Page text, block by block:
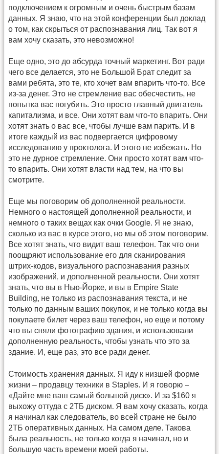
подключением к огромным и очень быстрым базам
данных. Я знаю, что на этой конференции был доклад
о том, как скрыться от распознавания лиц. Так вот я
вам хочу сказать, это невозможно!
Еще одно, это до абсурда точный маркетинг. Вот ради
чего все делается, это не Большой Брат следит за
вами ребята, это те, кто хочет вам впарить что-то. Все
из-за денег. Это не стремление вас обесчестить, не
попытка вас погубить. Это просто главный двигатель
капитализма, и все. Они хотят вам что-то впарить. Они
хотят знать о вас все, чтобы лучше вам парить. И в
итоге каждый из вас подвергается цифровому
исследованию у проктолога. И этого не избежать. Но
это не дурное стремление. Они просто хотят вам что-
то впарить. Они хотят власти над тем, на что вы
смотрите.
Еще мы поговорим об дополненной реальности.
Немного о настоящей дополненной реальности, и
немного о таких вещах как очки Google. Я не знаю,
сколько из вас в курсе этого, но мы об этом поговорим.
Все хотят знать, что видит ваш телефон. Так что они
поощряют использование его для сканирования
штрих-кодов, визуального распознавания разных
изображений, и дополненной реальности. Они хотят
знать, что вы в Нью-Йорке, и вы в Empire State
Building, не только из распознавания текста, и не
только по данным ваших покупок, и не только когда вы
покупаете билет через ваш телефон, но еще и потому
что вы сняли фотографию здания, и использовали
дополненную реальность, чтобы узнать что это за
здание. И, еще раз, это все ради денег.
Стоимость хранения данных. Я иду к низшей форме
жизни – продавцу техники в Staples. И я говорю –
«Дайте мне ваш самый большой диск». И за $160 я
выхожу оттуда с 2ТБ диском. Я вам хочу сказать, когда
я начинал как следователь, во всей стране не было
2ТБ оперативных данных. На самом деле. Такова
была реальность, не только когда я начинал, но и
большую часть времени моей работы.